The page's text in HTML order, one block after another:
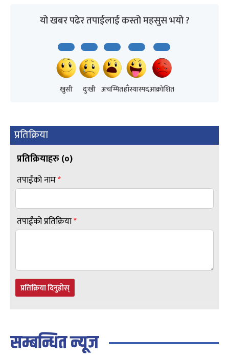
यो खबर पढेर तपाईलाई कस्तो महसुस भयो ?
खुसी दुःखी अचम्मितहाँस्यास्पदआक्रोशित
प्रतिक्रिया
प्रतिक्रियाहरु (०)
तपाईंको नाम*
तपाईंको प्रतिक्रिया*
प्रतिक्रिया दिनुहोस्
सम्बन्धित न्यूज